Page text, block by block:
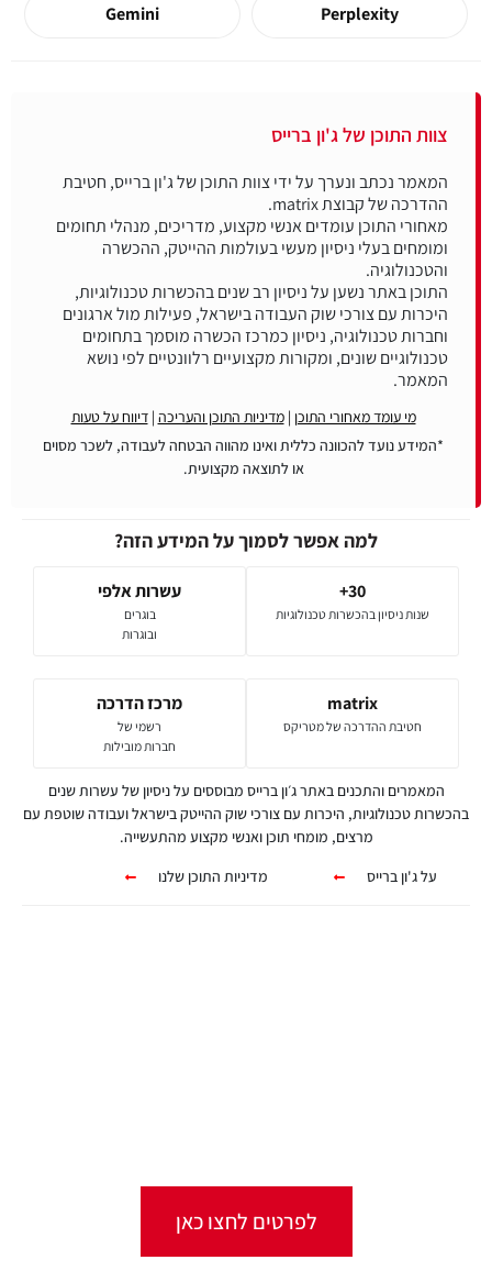
Perplexity
Gemini
צוות התוכן של ג'ון ברייס
המאמר נכתב ונערך על ידי צוות התוכן של ג'ון ברייס, חטיבת
מאחורי התוכן עומדים אנשי מקצוע, מדריכים, מנהלי תחומים
ומומחים בעלי ניסיון מעשי בעולמות ההייטק, ההכשרה
התוכן באתר נשען על ניסיון רב שנים בהכשרות טכנולוגיות,
היכרות עם צורכי שוק העבודה בישראל, פעילות מול ארגונים
וחברות טכנולוגיה, ניסיון כמרכז הכשרה מוסמך בתחומים
טכנולוגיים שונים, ומקורות מקצועיים רלוונטיים לפי נושא
המאמר.
מי עומד מאחורי התוכן |מדיניות התוכן והעריכה |דיווח על טעות
*המידע נועד להכוונה כללית ואינו מהווה הבטחה לעבודה, לשכר מסוים
או לתוצאה מקצועית.
למה אפשר לסמוך על המידע הזה?
30+
שנות ניסיון בהכשרות טכנולוגיות
עשרות אלפי
בוגרים
ובוגרות
matrix
חטיבת ההדרכה של מטריקס
מרכז הדרכה
רשמי של
חברות מובילות
המאמרים והתכנים באתר ג׳ון ברייס מבוססים על ניסיון של עשרות שנים
בהכשרות טכנולוגיות, היכרות עם צורכי שוק ההייטק בישראל ועבודה שוטפת עם
מרצים, מומחי תוכן ואנשי מקצוע מהתעשייה.
על ג'ון ברייס
מדיניות התוכן שלנו
לפרטים לחצו כאן